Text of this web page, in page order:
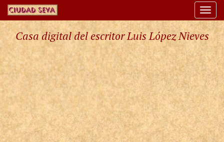
Casa digital del escritor Luis López Nieves